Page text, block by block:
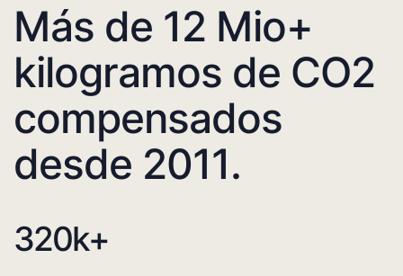
Más de 12 Mio+
kilogramos de CO2
compensados
desde 2011.
320k+